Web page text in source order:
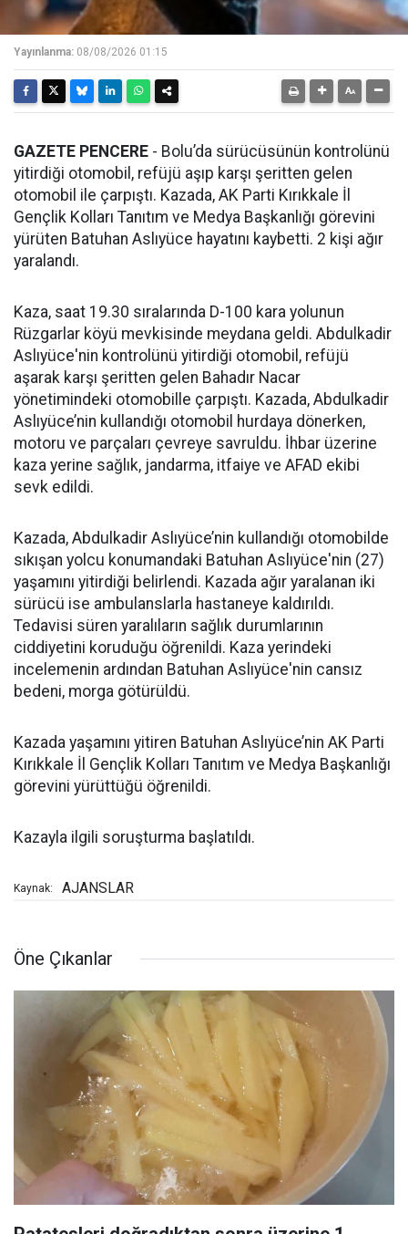
Yayınlanma: 08/08/2026 01:15
GAZETE PENCERE - Bolu’da sürücüsünün kontrolünü
yitirdiği otomobil, refüjü aşıp karşı şeritten gelen
otomobil ile çarpıştı. Kazada, AK Parti Kırıkkale İl
Gençlik Kolları Tanıtım ve Medya Başkanlığı görevini
yürüten Batuhan Aslıyüce hayatını kaybetti. 2 kişi ağır
yaralandı.
Kaza, saat 19.30 sıralarında D-100 kara yolunun
Rüzgarlar köyü mevkisinde meydana geldi. Abdulkadir
Aslıyüce'nin kontrolünü yitirdiği otomobil, refüjü
aşarak karşı şeritten gelen Bahadır Nacar
yönetimindeki otomobille çarpıştı. Kazada, Abdulkadir
Aslıyüce’nin kullandığı otomobil hurdaya dönerken,
motoru ve parçaları çevreye savruldu. İhbar üzerine
kaza yerine sağlık, jandarma, itfaiye ve AFAD ekibi
sevk edildi.
Kazada, Abdulkadir Aslıyüce’nin kullandığı otomobilde
sıkışan yolcu konumandaki Batuhan Aslıyüce'nin (27)
yaşamını yitirdiği belirlendi. Kazada ağır yaralanan iki
sürücü ise ambulanslarla hastaneye kaldırıldı.
Tedavisi süren yaralıların sağlık durumlarının
ciddiyetini koruduğu öğrenildi. Kaza yerindeki
incelemenin ardından Batuhan Aslıyüce'nin cansız
bedeni, morga götürüldü.
Kazada yaşamını yitiren Batuhan Aslıyüce’nin AK Parti
Kırıkkale İl Gençlik Kolları Tanıtım ve Medya Başkanlığı
görevini yürüttüğü öğrenildi.
Kazayla ilgili soruşturma başlatıldı.
Kaynak: AJANSLAR
Öne Çıkanlar